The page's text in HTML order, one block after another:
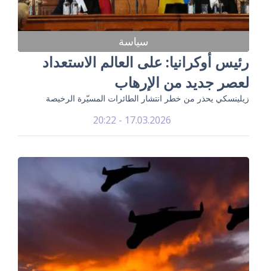
سياسة
رئيس أوكرانيا: على العالم الاستعداد
لعصر جديد من الإرهاب
زيلينسكي يحذر من خطر انتشار الطائرات المسيّرة الرخيصة
17.03.2026 - 20:22